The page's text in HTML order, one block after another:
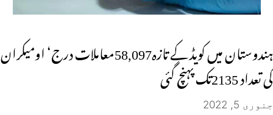
ہندوستان میں کویڈ کے تازہ58,097معاملات درج‘ اومیکران
کی تعداد 2135تک پہنچ گئی
جنوری 5, 2022